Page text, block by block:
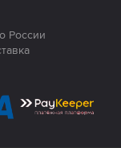
России